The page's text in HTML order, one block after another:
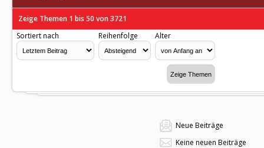
Zeige Themen 1 bis 50 von 3721
Sortiert nach
Reihenfolge Alter
Neue Beiträge
Keine neuen Beiträge